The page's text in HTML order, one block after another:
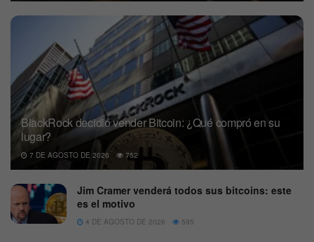
BlackRock decidió vender Bitcoin: ¿Qué compró en su
lugar?
7 DE AGOSTO DE 2026 752
Jim Cramer venderá todos sus bitcoins: este
es el motivo
4 DE AGOSTO DE 2026 595